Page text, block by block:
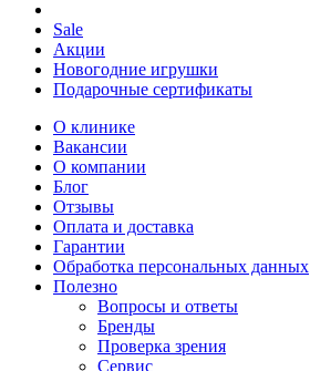
Sale
Акции
Новогодние игрушки
Подарочные сертификаты
О клинике
Вакансии
О компании
Блог
Отзывы
Оплата и доставка
Гарантии
Обработка персональных данных
Полезно
Вопросы и ответы
Бренды
Проверка зрения
Сервис